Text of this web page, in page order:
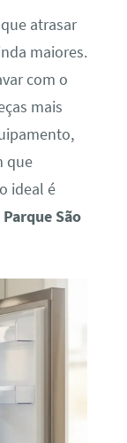
atrasar
maiores.
com o
mais
que
ideal é
São